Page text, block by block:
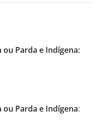
ou Parda e Indígena:
ou Parda e Indígena: